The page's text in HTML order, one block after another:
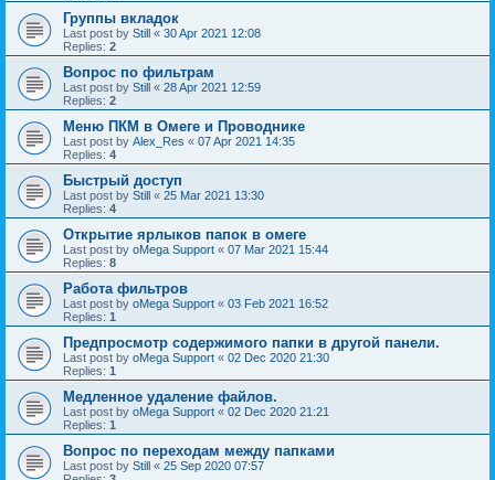
Группы вкладок
Last post by Still « 30 Apr 2021 12:08
Replies: 2
Вопрос по фильтрам
Last post by Still « 28 Apr 2021 12:59
Replies: 2
Меню ПКМ в Омеге и Проводнике
Last post by Alex_Res « 07 Apr 2021 14:35
Replies: 4
Быстрый доступ
Last post by Still « 25 Mar 2021 13:30
Replies: 4
Открытие ярлыков папок в омеге
Last post by oMega Support « 07 Mar 2021 15:44
Replies: 8
Работа фильтров
Last post by oMega Support « 03 Feb 2021 16:52
Replies: 1
Предпросмотр содержимого папки в другой панели.
Last post by oMega Support « 02 Dec 2020 21:30
Replies: 1
Медленное удаление файлов.
Last post by oMega Support « 02 Dec 2020 21:21
Replies: 1
Вопрос по переходам между папками
Last post by Still « 25 Sep 2020 07:57